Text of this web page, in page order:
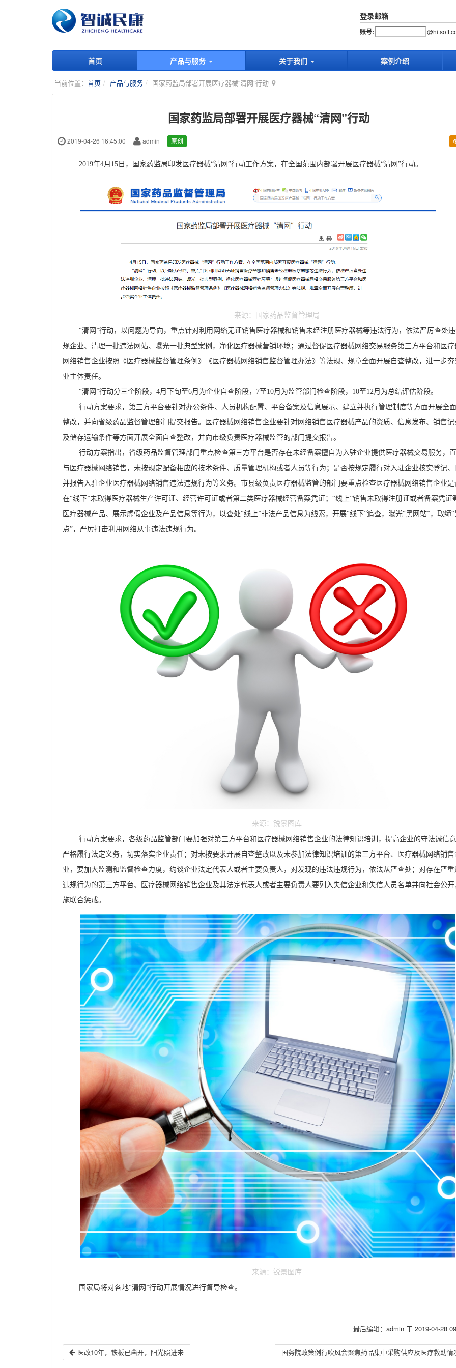
登录邮箱
账号: @
首页 产品与服务 关于我们 案例介绍
当前位置： 首页 产品与服务 国家药监局部署开展医疗器械“清网”行动
国家药监局部署开展医疗器械“清网”行动
2019-04-26 16:45:00 admin 原创
2019年4月 15 日，国家药监局印发医疗器械“清网”行动工作方案，在全国范围内部署开展医疗器械“清网”行动。
来源：国家药品监督管理局
“清网”行动，以问题为导向，重点针对利用网络无证销售医疗器械和销售未经注册医疗器械等违法行为，依法严厉查处
规企业、清理一批违法网站、曝光一批典型案例，净化医疗器械营销环境；通过督促医疗器械网络交易服务第三方平台和医疗
网络销售企业按照《医疗器械监督管理条例》《医疗器械网络销售监督管理办法》等法规、规章全面开展自查整改，进一步夯
业主体责任。
“清网”行动分三个阶段， 4月下旬至6月为企业自查阶段， 7至10月为监管部门检查阶段， 10至12 月为总结评估阶段。
行动方案要求，第三方平台要针对办公条件、人员机构配置、平台备案及信息展示、建立并执行管理制度等方面开展全
整改，并向省级药品监督管理部门提交报告。医疗器械网络销售企业要针对网络销售医疗器械产品的资质、信息发布、销售记
及储存运输条件等方面开展全面自查整改，并向市级负责医疗器械监管的部门提交报告。
行动方案指出，省级药品监督管理部门重点检查第三方平台是否存在未经备案擅自为入驻企业提供医疗器械交易服务，
与医疗器械网络销售，未按规定配备相应的技术条件、质量管理机构或者人员等行为；是否按规定履行对入驻企业核实登记、
并报告入驻企业医疗器械网络销售违法违规行为等义务。市县级负责医疗器械监管的部门要重点检查医疗器械网络销售企业是
在“线下”未取得医疗器械生产许可证、经营许可证或者第二类医疗器械经营备案凭证；“线上”销售未取得注册证或者备案凭证
医疗器械产品、展示虚假企业及产品信息等行为，以查处“线上”非法产品信息为线索，开展“线下”追查，曝光“黑网站”，取缔“
点”，严厉打击利用网络从事违法违规行为。
来源：锐景图库
行动方案要求，各级药品监管部门要加强对第三方平台和医疗器械网络销售企业的法律知识培训，提高企业的守法诚信意
严格履行法定义务，切实落实企业责任；对未按要求开展自查整改以及未参加法律知识培训的第三方平台、医疗器械网络销售
业，要加大监测和监督检查力度，约谈企业法定代表人或者主要负责人，对发现的违法违规行为，依法从严查处；对存在严重
违规行为的第三方平台、医疗器械网络销售企业及其法定代表人或者主要负责人要列入失信企业和失信人员名单并向社会公开
施联合惩戒。
来源：锐景图库
国家局将对各地“清网”行动开展情况进行督导检查。
最后编辑：admin 于 2019-04-28
医改10年，铁板已凿开，阳光照进来 国务院政策例行吹风会聚焦药品集中采购供应及医疗救助情